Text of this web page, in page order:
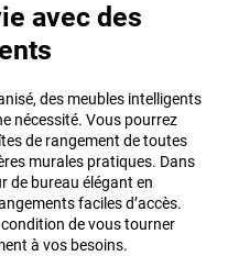
avec des
des meubles intelligents
nécessité. Vous pourrez
de rangement de toutes
murales pratiques. Dans
de bureau élégant en
faciles d’accès.
de vous tourner
à vos besoins.